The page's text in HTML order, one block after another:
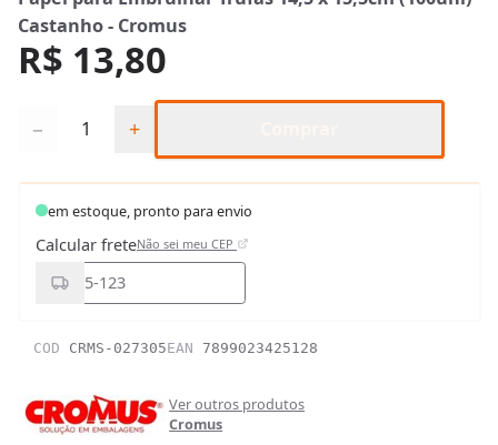
Castanho - Cromus
R$ 13,80
− +
em estoque, pronto para envio
Calcular freteNão sei meu CEP
COD CRMS-027305EAN 7899023425128
Ver outros produtos
Cromus